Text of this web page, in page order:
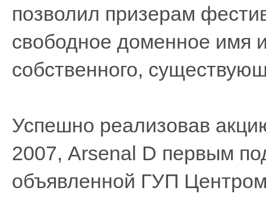
позволил призерам
свободное доменное имя
собственного,
Успешно реализовав
2007, Arsenal D первым
объявленной ГУП